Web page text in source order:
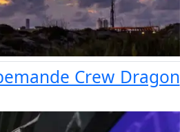
Crew Dragon